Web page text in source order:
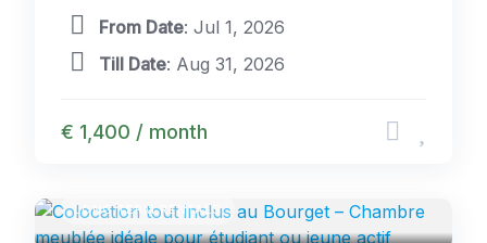
From Date: Jul 1, 2026
Till Date: Aug 31, 2026
€ 1,400 / month
LONG TERM RENTALS